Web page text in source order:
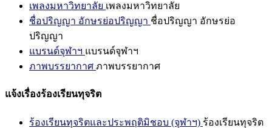
เพลงมหาวิทยาลัย เพลงมหาวิทยาลัย
ชื่อปริญญา อักษรย่อปริญญา ชื่อปริญญา อักษรย่อ
ปริญญา
แบรนด์จุฬาฯ แบรนด์จุฬาฯ
ภาพบรรยากาศ ภาพบรรยากาศ
แจ้งเรื่องร้องเรียนทุจริต
ร้องเรียนทุจริตและประพฤติมิชอบ (จุฬาฯ) ร้องเรียนทุจริต